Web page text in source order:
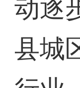
动逐
县城